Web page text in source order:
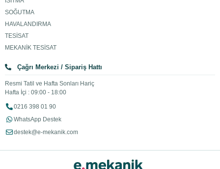
SOĞUTMA
HAVALANDIRMA
TESİSAT
MEKANİK TESİSAT
Çağrı Merkezi / Sipariş Hattı
Resmi Tatil ve Hafta Sonları Hariç
Hafta İçi : 09:00 - 18:00
0216 398 01 90
WhatsApp Destek
destek@e-mekanik.com